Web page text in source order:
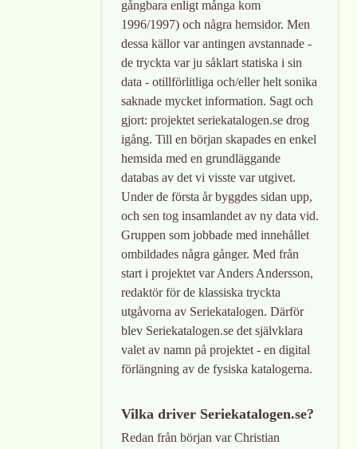
gångbara enligt många kom
1996/1997) och några hemsidor. Men
dessa källor var antingen avstannade -
de tryckta var ju såklart statiska i sin
data - otillförlitliga och/eller helt sonika
saknade mycket information. Sagt och
gjort: projektet seriekatalogen.se drog
igång. Till en början skapades en enkel
hemsida med en grundläggande
databas av det vi visste var utgivet.
Under de första år byggdes sidan upp,
och sen tog insamlandet av ny data vid.
Gruppen som jobbade med innehållet
ombildades några gånger. Med från
start i projektet var Anders Andersson,
redaktör för de klassiska tryckta
utgåvorna av Seriekatalogen. Därför
blev Seriekatalogen.se det självklara
valet av namn på projektet - en digital
förlängning av de fysiska katalogerna.
Vilka driver Seriekatalogen.se?
Redan från början var Christian